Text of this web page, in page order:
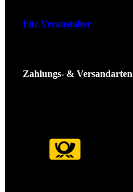
Für Veranstalter
Zahlungs- & Versandarten